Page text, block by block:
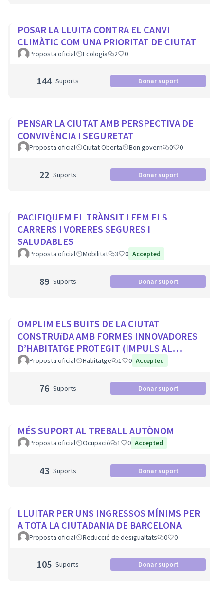
POSAR LA LLUITA CONTRA EL CANVI
CLIMÀTIC COM UNA PRIORITAT DE CIUTAT
Proposta oficial Ecologia 2 0
144 Suports Donar suport
PENSAR LA CIUTAT AMB PERSPECTIVA DE
CONVIVÈNCIA I SEGURETAT
Proposta oficial Ciutat Oberta Bon govern 0 0
22 Suports Donar suport
PACIFIQUEM EL TRÀNSIT I FEM ELS
CARRERS I VORERES SEGURES I
SALUDABLES
Proposta oficial Mobilitat 3 0 Accepted
89 Suports Donar suport
OMPLIM ELS BUITS DE LA CIUTAT
CONSTRUïDA AMB FORMES INNOVADORES
D’HABITATGE PROTEGIT (IMPULS AL
COHABITATGE, APROFITAR LOCALS BUITS
Proposta oficial Habitatge 1 0 Accepted
76 Suports Donar suport
MÉS SUPORT AL TREBALL AUTÒNOM
Proposta oficial Ocupació 1 0 Accepted
43 Suports Donar suport
LLUITAR PER UNS INGRESSOS MÍNIMS PER
A TOTA LA CIUTADANIA DE BARCELONA
Proposta oficial Reducció de desigualtats 0 0
105 Suports Donar suport